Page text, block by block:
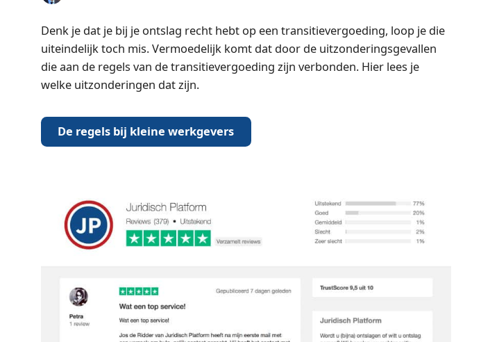
Denk je dat je bij je ontslag recht hebt op een transitievergoeding, loop je die
uiteindelijk toch mis. Vermoedelijk komt dat door de uitzonderingsgevallen
die aan de regels van de transitievergoeding zijn verbonden. Hier lees je
welke uitzonderingen dat zijn.
De regels bij kleine werkgevers